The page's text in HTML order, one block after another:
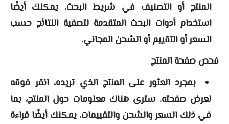
المنتج أو التصنيف في شريط البحث. يمكنك أيضًا
استخدام أدوات البحث المتقدمة لتصفية النتائج حسب
السعر أو التقييم أو الشحن المجاني.
فحص صفحة المنتج
بمجرد العثور على المنتج الذي تريده، انقر فوقه
لعرض صفحته. سترى هناك معلومات حول المنتج، بما
في ذلك السعر والشحن والتقييمات. يمكنك أيضًا قراءة